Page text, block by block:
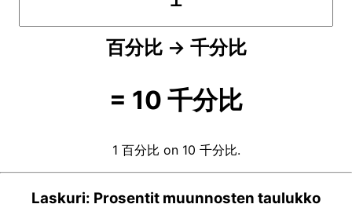
百分比 → 千分比
= 10 千分比
1 百分比 on 10 千分比.
Laskuri: Prosentit muunnosten taulukko